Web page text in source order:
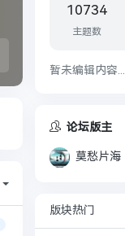
10734
主题数
暂未编辑内容...
论坛版主
莫愁片海
版块热门